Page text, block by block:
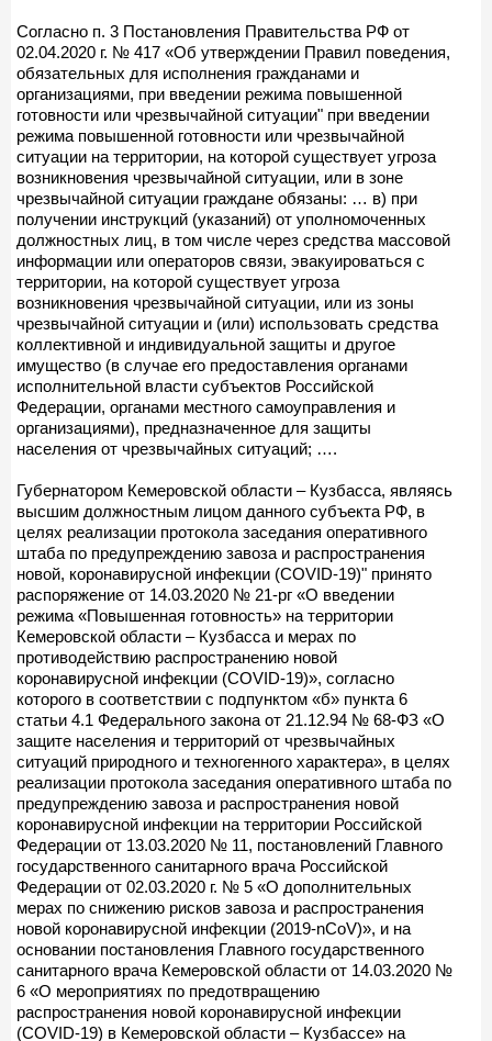
Согласно п. 3 Постановления Правительства РФ от
02.04.2020 г. № 417 «Об утверждении Правил поведения,
обязательных для исполнения гражданами и
организациями, при введении режима повышенной
готовности или чрезвычайной ситуации" при введении
режима повышенной готовности или чрезвычайной
ситуации на территории, на которой существует угроза
возникновения чрезвычайной ситуации, или в зоне
чрезвычайной ситуации граждане обязаны: … в) при
получении инструкций (указаний) от уполномоченных
должностных лиц, в том числе через средства массовой
информации или операторов связи, эвакуироваться с
территории, на которой существует угроза
возникновения чрезвычайной ситуации, или из зоны
чрезвычайной ситуации и (или) использовать средства
коллективной и индивидуальной защиты и другое
имущество (в случае его предоставления органами
исполнительной власти субъектов Российской
Федерации, органами местного самоуправления и
организациями), предназначенное для защиты
населения от чрезвычайных ситуаций; ….
Губернатором Кемеровской области – Кузбасса, являясь
высшим должностным лицом данного субъекта РФ, в
целях реализации протокола заседания оперативного
штаба по предупреждению завоза и распространения
новой, коронавирусной инфекции (COVID-19)" принято
распоряжение от 14.03.2020 № 21-рг «О введении
режима «Повышенная готовность» на территории
Кемеровской области – Кузбасса и мерах по
противодействию распространению новой
коронавирусной инфекции (COVID-19)», согласно
которого в соответствии с подпунктом «б» пункта 6
статьи 4.1 Федерального закона от 21.12.94 № 68-ФЗ «О
защите населения и территорий от чрезвычайных
ситуаций природного и техногенного характера», в целях
реализации протокола заседания оперативного штаба по
предупреждению завоза и распространения новой
коронавирусной инфекции на территории Российской
Федерации от 13.03.2020 № 11, постановлений Главного
государственного санитарного врача Российской
Федерации от 02.03.2020 г. № 5 «О дополнительных
мерах по снижению рисков завоза и распространения
новой коронавирусной инфекции (2019-nCoV)», и на
основании постановления Главного государственного
санитарного врача Кемеровской области от 14.03.2020 №
6 «О мероприятиях по предотвращению
распространения новой коронавирусной инфекции
(COVID-19) в Кемеровской области – Кузбассе» на